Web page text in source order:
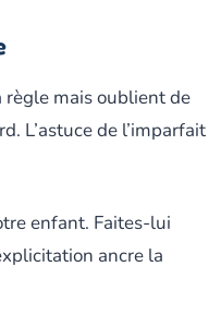
règle mais oublient de
L’astuce de l’imparfait
enfant. Faites-lui
ancre la